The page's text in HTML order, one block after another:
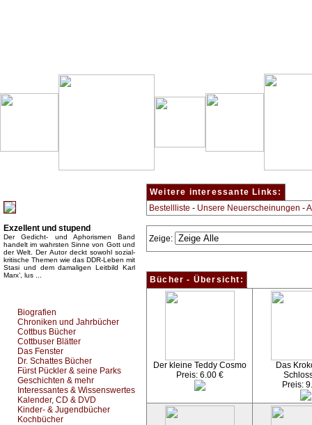
Exzellent und stupend
Der Gedicht- und Aphorismen Band
handelt im wahrsten Sinne von Gott und
der Welt. Der Autor deckt sowohl sozial-
kritische Themen wie das DDR-Leben mit
Stasi und dem damaligen Leitbild Karl
Marx’, lus ...
Biografien
Chroniken und Jahrbücher
Cottbus Bücher
Cottbuser Blätter
Das Fenster
Dr. Schattes Bücher
Fürst Pückler & seine Parks
Geschichten & mehr
Interessantes & Wissenswertes
Kalender, CD & DVD
Kinder- & Jugendbücher
Kochbücher
Weitere interessante Links:
Bestellliste - Unsere Neuerscheinungen -
Zeige:
Bücher - Übersicht:
Der kleine Teddy Cosmo
Preis: 6.00 €
Das
Preis: